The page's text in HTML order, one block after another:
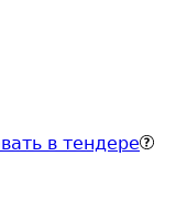
в тендере